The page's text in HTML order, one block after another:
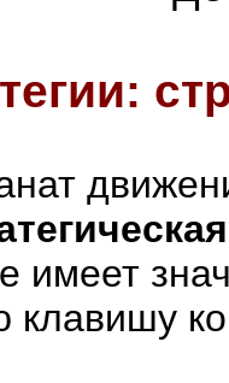
имеет
клавишу